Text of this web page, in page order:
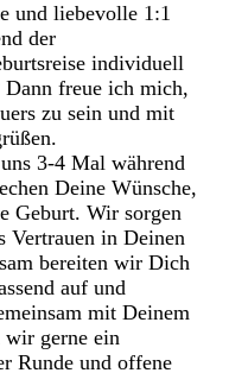
und liebevolle 1:1
der
individuell
freue ich mich,
zu sein und mit
3-4 Mal während
Deine Wünsche,
Geburt. Wir sorgen
Vertrauen in Deinen
bereiten wir Dich
auf und
mit Deinem
wir gerne ein
Runde und offene